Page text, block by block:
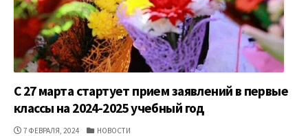
С 27 марта стартует прием заявлений в первые
классы на 2024-2025 учебный год
ДАТА
7 ФЕВРАЛЯ, 2024 КАТЕГОРИИ
НОВОСТИ